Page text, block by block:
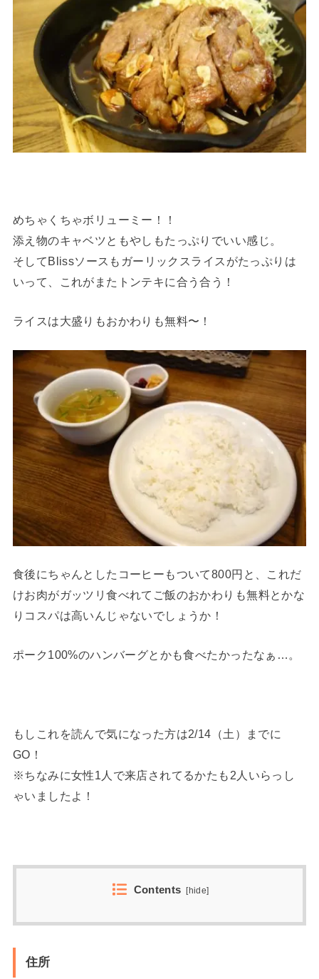
めちゃくちゃボリューミー！！
添え物のキャベツともやしもたっぷりでいい感じ。
そしてBlissソースもガーリックスライスがたっぷりは
いって、これがまたトンテキに合う合う！
ライスは大盛りもおかわりも無料〜！
食後にちゃんとしたコーヒーもついて800円と、これだ
けお肉がガッツリ食べれてご飯のおかわりも無料とかな
りコスパは高いんじゃないでしょうか！
ポーク100%のハンバーグとかも食べたかったなぁ…。
もしこれを読んで気になった方は2/14（土）までに
GO！
※ちなみに女性1人で来店されてるかたも2人いらっし
ゃいましたよ！
Contents [hide]
住所